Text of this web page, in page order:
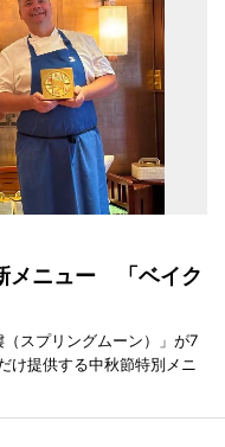
メニュー 「ベイク
スプリングムーン）」が7
け提供する中秋節特別メニ